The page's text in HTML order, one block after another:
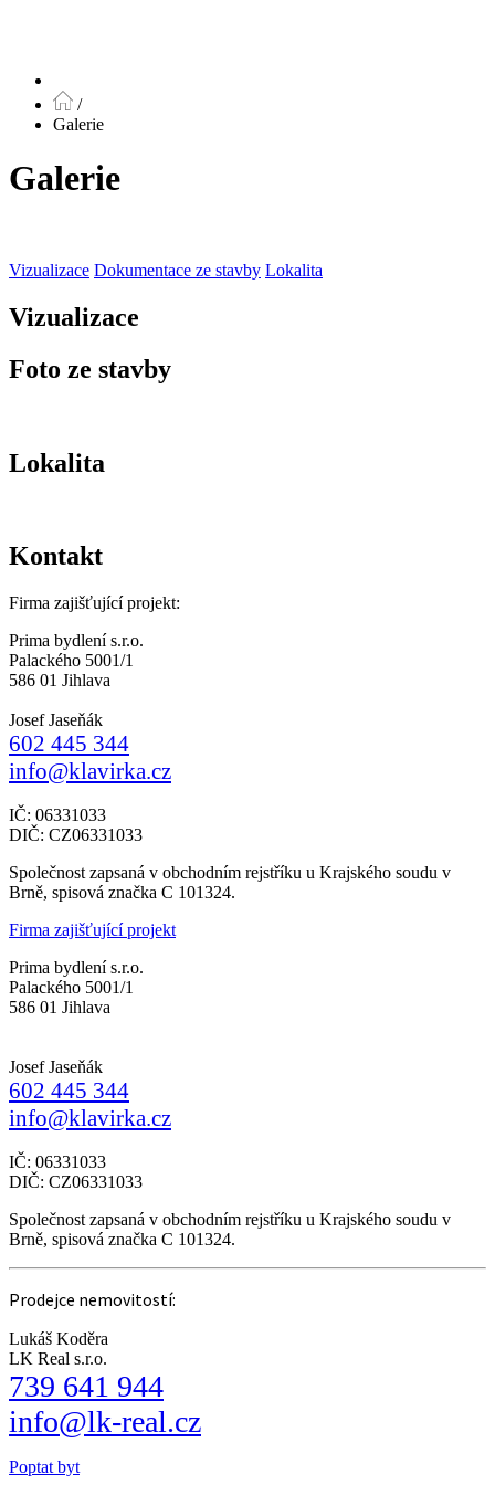
/
Galerie
Galerie
Vizualizace Dokumentace ze stavby Lokalita
Vizualizace
Foto ze stavby
Lokalita
Kontakt
Firma zajišťující projekt:
Prima bydlení s.r.o.
Palackého 5001/1
586 01 Jihlava
Josef Jaseňák
602 445 344
info@klavirka.cz
IČ: 06331033
DIČ: CZ06331033
Společnost zapsaná v obchodním rejstříku u Krajského soudu v
Brně, spisová značka C 101324.
Firma zajišťující projekt
Prima bydlení s.r.o.
Palackého 5001/1
586 01 Jihlava
Josef Jaseňák
602 445 344
info@klavirka.cz
IČ: 06331033
DIČ: CZ06331033
Společnost zapsaná v obchodním rejstříku u Krajského soudu v
Brně, spisová značka C 101324.
Prodejce nemovitostí:
Lukáš Koděra
LK Real s.r.o.
739 641 944
info@lk-real.cz
Poptat byt